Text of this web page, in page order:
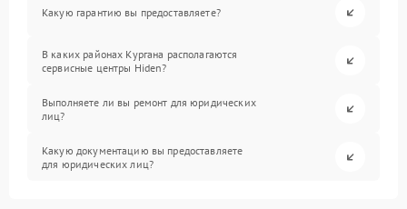
Какую гарантию вы предоставляете?
В каких районах Кургана располагаются
сервисные центры Hiden?
Выполняете ли вы ремонт для юридических
лиц?
Какую документацию вы предоставляете
для юридических лиц?